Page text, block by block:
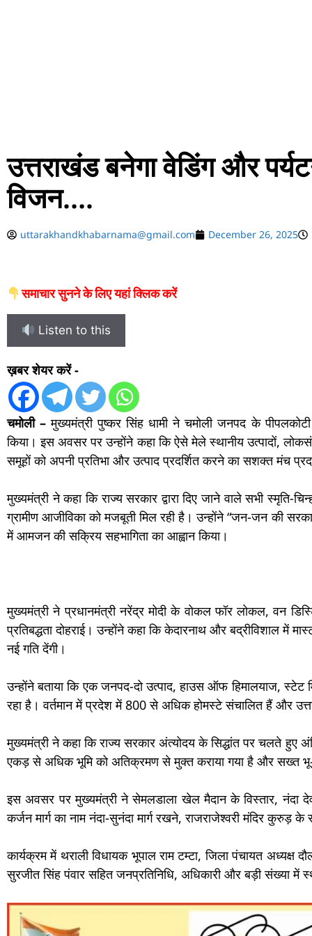
उत्तराखंड बनेगा वेडिंग और
विजन….
uttarakhandkhabarnama@gmail.com December 26, 2025
समाचार सुनने के लिए यहां क्लिक करें
Listen to this
ख़बर शेयर करें -
चमोली – मुख्यमंत्री पुष्कर सिंह धामी ने चमोली जनपद के
किया। इस अवसर पर उन्होंने कहा कि ऐसे मेले स्थानीय उत्पादों,
समूहों को अपनी प्रतिभा और उत्पाद प्रदर्शित करने का सशक्त मंच
मुख्यमंत्री ने कहा कि राज्य सरकार द्वारा दिए जाने वाले सभी
ग्रामीण आजीविका को मजबूती मिल रही है। उन्होंने “जन-जन की
में आमजन की सक्रिय सहभागिता का आह्वान किया।
मुख्यमंत्री ने प्रधानमंत्री नरेंद्र मोदी के वोकल फॉर लोकल, वन
प्रतिबद्धता दोहराई। उन्होंने कहा कि केदारनाथ और बद्रीविशाल में
नई गति देंगी।
उन्होंने बताया कि एक जनपद-दो उत्पाद, हाउस ऑफ हिमालयाज, स्टेट
रहा है। वर्तमान में प्रदेश में 800 से अधिक होमस्टे संचालित हैं और
मुख्यमंत्री ने कहा कि राज्य सरकार अंत्योदय के सिद्धांत पर चलते हुए
एकड़ से अधिक भूमि को अतिक्रमण से मुक्त कराया गया है और सख्त भू-
इस अवसर पर मुख्यमंत्री ने सेमलडाला खेल मैदान के विस्तार, नंदा
कर्जन मार्ग का नाम नंदा-सुनंदा मार्ग रखने, राजराजेश्वरी मंदिर कुरुड़
कार्यक्रम में थराली विधायक भूपाल राम टम्टा, जिला पंचायत अध्यक्ष
सुरजीत सिंह पंवार सहित जनप्रतिनिधि, अधिकारी और बड़ी संख्या में